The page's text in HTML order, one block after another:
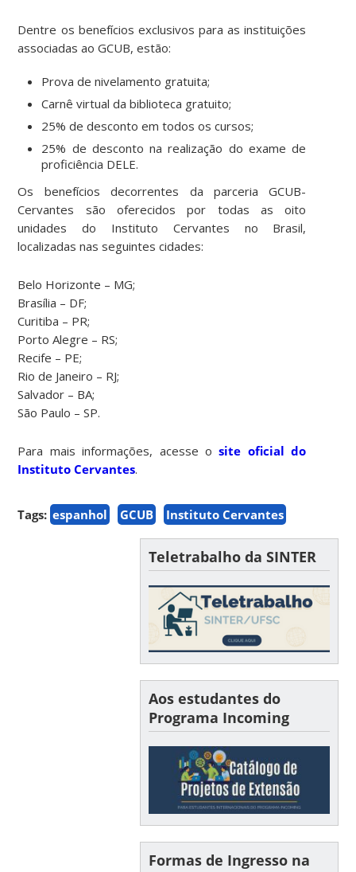
Dentre os benefícios exclusivos para as instituições
associadas ao GCUB, estão:
Prova de nivelamento gratuita;
Carnê virtual da biblioteca gratuito;
25% de desconto em todos os cursos;
25% de desconto na realização do exame de
proficiência DELE.
Os benefícios decorrentes da parceria GCUB-
Cervantes são oferecidos por todas as oito
unidades do Instituto Cervantes no Brasil,
localizadas nas seguintes cidades:
Belo Horizonte – MG;
Brasília – DF;
Curitiba – PR;
Porto Alegre – RS;
Recife – PE;
Rio de Janeiro – RJ;
Salvador – BA;
São Paulo – SP.
Para mais informações, acesse osite oficial do
Instituto Cervantes.
Tags: espanhol GCUB Instituto Cervantes
Teletrabalho da SINTER
Aos estudantes do
Programa Incoming
Formas de Ingresso na